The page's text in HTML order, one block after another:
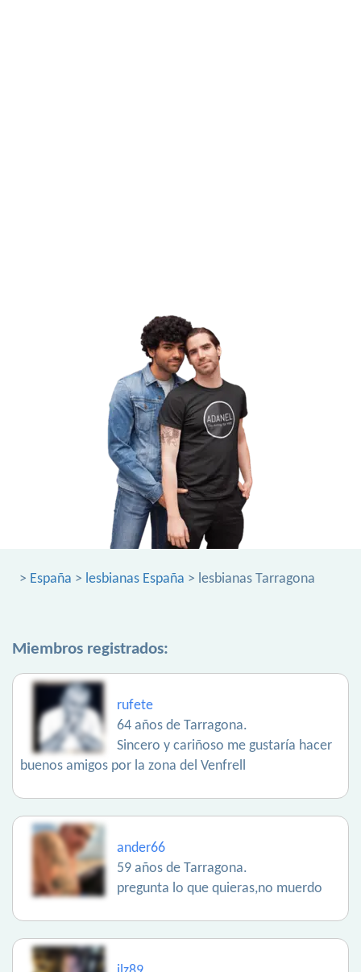
> España > lesbianas España > lesbianas Tarragona
Miembros registrados:
rufete
64 años de Tarragona.
Sincero y cariñoso me gustaría hacer
buenos amigos por la zona del Venfrell
ander66
59 años de Tarragona.
pregunta lo que quieras,no muerdo